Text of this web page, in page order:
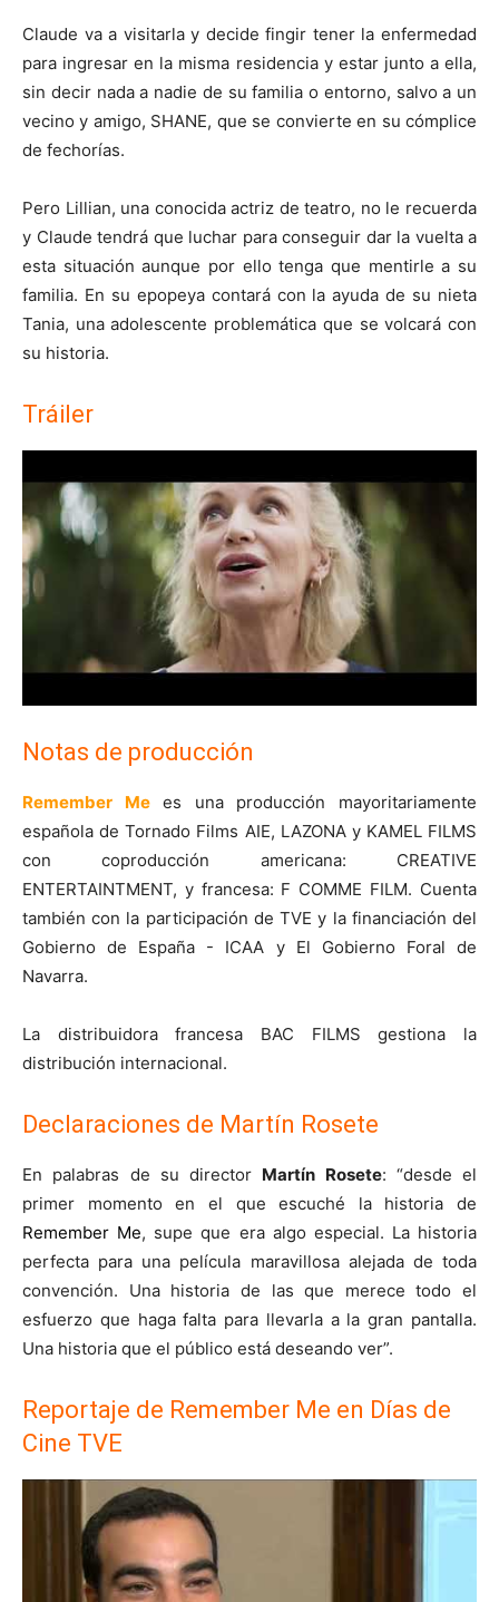
Claude va a visitarla y decide fingir tener la enfermedad
para ingresar en la misma residencia y estar junto a ella,
sin decir nada a nadie de su familia o entorno, salvo a un
vecino y amigo, SHANE, que se convierte en su cómplice
de fechorías.
Pero Lillian, una conocida actriz de teatro, no le recuerda
y Claude tendrá que luchar para conseguir dar la vuelta a
esta situación aunque por ello tenga que mentirle a su
familia. En su epopeya contará con la ayuda de su nieta
Tania, una adolescente problemática que se volcará con
su historia.
Tráiler
Notas de producción
Remember Mees una producción mayoritariamente
española de Tornado Films AIE, LAZONA y KAMEL FILMS
con coproducción americana: CREATIVE
ENTERTAINTMENT, y francesa: F COMME FILM. Cuenta
también con la participación de TVE y la financiación del
Gobierno de España - ICAA y El Gobierno Foral de
Navarra.
La distribuidora francesa BAC FILMS gestiona la
distribución internacional.
Declaraciones de Martín Rosete
En palabras de su director Martín Rosete: “desde el
primer momento en el que escuché la historia de
Remember Me, supe que era algo especial. La historia
perfecta para una película maravillosa alejada de toda
convención. Una historia de las que merece todo el
esfuerzo que haga falta para llevarla a la gran pantalla.
Una historia que el público está deseando ver”.
Reportaje de Remember Me en Días de
Cine TVE